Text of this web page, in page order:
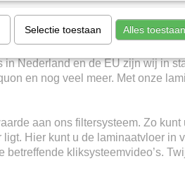
prijzen uit Nederland. Zonder
Nederland en de EU zijn wij in
en nog veel meer. Met onze
aan ons filtersysteem. Zo
Hier kunt u de laminaatvloer
kliksysteemvideo’s.
Selectie toestaan Alles toestaan